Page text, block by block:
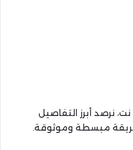
نرصد أبرز التفاصيل
مبسطة وموثوقة.